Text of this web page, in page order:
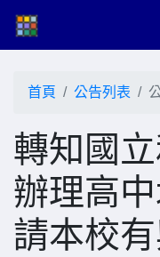
首頁 公告列表
轉知國
辦理高
請本校